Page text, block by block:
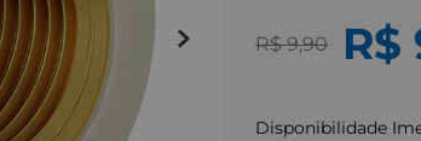
R$ 9,90 R$
Disponibilidade